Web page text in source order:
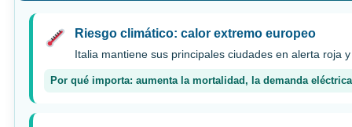
Riesgo climático: calor extremo europeo
Italia mantiene sus principales ciudades en alerta roja
Por qué importa: aumenta la mortalidad, la demanda